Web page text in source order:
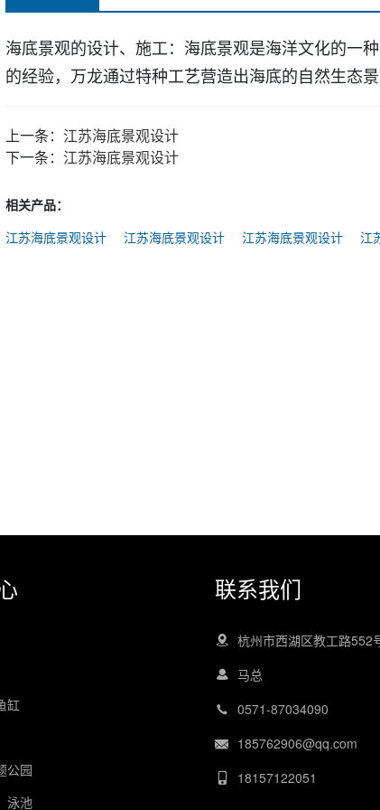
海底景观的设计、施工： 海底景观是海洋文化的一
的经验，万龙通过特种工艺营造出海底的自然生态
上一条： 江苏海底景观设计
下一条： 江苏海底景观设计
相关产品：
江苏海底景观设计
江苏海底景观设计 江苏海底景观设计 江
缸
公园
泳池
联系我们
杭州市西湖区教工路552
马总
0571-87034090
185762906@qq.com
18157122051